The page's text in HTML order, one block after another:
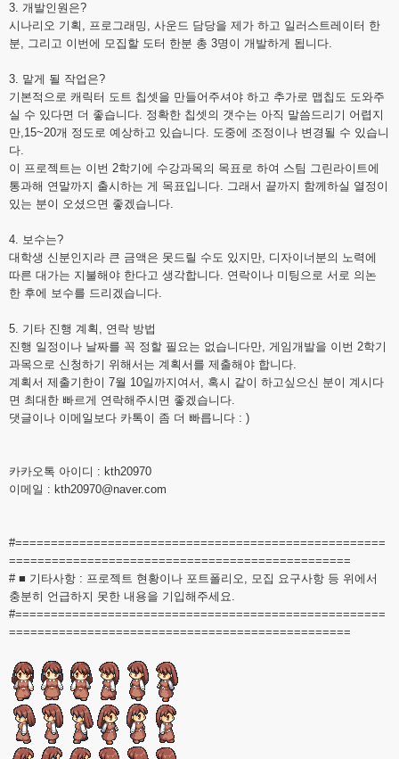
3. 개발인원은?
시나리오 기획, 프로그래밍, 사운드 담당을 제가 하고 일러스트레이터 한
분, 그리고 이번에 모집할 도터 한분 총 3명이 개발하게 됩니다.
3. 맡게 될 작업은?
기본적으로 캐릭터 도트 칩셋을 만들어주셔야 하고 추가로 맵칩도 도와주
실 수 있다면 더 좋습니다. 정확한 칩셋의 갯수는 아직 말씀드리기 어렵지
만,15~20개 정도로 예상하고 있습니다. 도중에 조정이나 변경될 수 있습니
다.
이 프로젝트는 이번 2학기에 수강과목의 목표로 하여 스팀 그린라이트에
통과해 연말까지 출시하는 게 목표입니다. 그래서 끝까지 함께하실 열정이
있는 분이 오셨으면 좋겠습니다.
4. 보수는?
대학생 신분인지라 큰 금액은 못드릴 수도 있지만, 디자이너분의 노력에
따른 대가는 지불해야 한다고 생각합니다. 연락이나 미팅으로 서로 의논
한 후에 보수를 드리겠습니다.
5. 기타 진행 계획, 연락 방법
진행 일정이나 날짜를 꼭 정할 필요는 없습니다만, 게임개발을 이번 2학기
과목으로 신청하기 위해서는 계획서를 제출해야 합니다.
계획서 제출기한이 7월 10일까지여서, 혹시 같이 하고싶으신 분이 계시다
면 최대한 빠르게 연락해주시면 좋겠습니다.
댓글이나 이메일보다 카톡이 좀 더 빠릅니다 : )
카카오톡 아이디 : kth20970
이메일 : kth20970@naver.com
#====================================================
================================================
# ■ 기타사항 : 프로젝트 현황이나 포트폴리오, 모집 요구사항 등 위에서
충분히 언급하지 못한 내용을 기입해주세요.
#====================================================
================================================